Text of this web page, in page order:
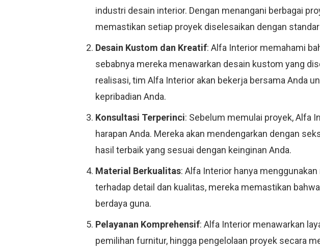
industri desain interior. Dengan menangani berbagai
memastikan setiap proyek diselesaikan dengan
Desain Kustom dan Kreatif: Alfa Interior memahami
sebabnya mereka menawarkan desain kustom yang
realisasi, tim Alfa Interior akan bekerja bersama Anda
kepribadian Anda.
Konsultasi Terperinci: Sebelum memulai proyek, Alfa
harapan Anda. Mereka akan mendengarkan dengan
hasil terbaik yang sesuai dengan keinginan Anda.
Material Berkualitas: Alfa Interior hanya
terhadap detail dan kualitas, mereka memastikan
berdaya guna.
Pelayanan Komprehensif: Alfa Interior menawarkan
pemilihan furnitur, hingga pengelolaan proyek secara